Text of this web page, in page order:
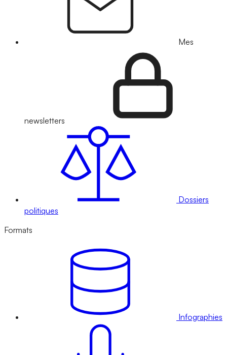
Mes
newsletters
Dossiers
politiques
Formats
Infographies